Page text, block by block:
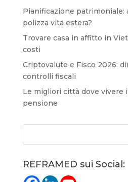
Pianificazione patrimoniale:
polizza vita estera?
Trovare casa in affitto in
costi
Criptovalute e Fisco 2026:
controlli fiscali
Le migliori città dove vivere
pensione
REFRAMED sui Social: